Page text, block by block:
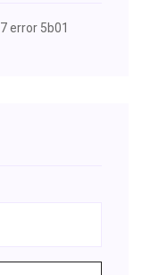
error 5b01